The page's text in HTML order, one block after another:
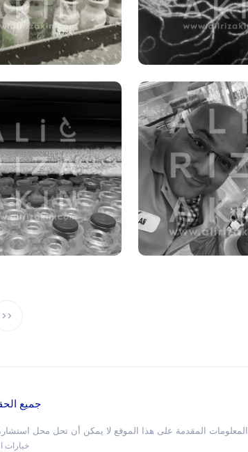
>>
| جميع
.المعلومات المقدمة على هذا الموقع لا يمكن أن تحل محل
خيارات